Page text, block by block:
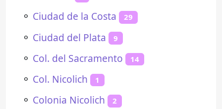
⚬ Ciudad de la Costa 29
⚬ Ciudad del Plata 9
⚬ Col. del Sacramento 14
⚬ Col. Nicolich 1
⚬ Colonia Nicolich 2